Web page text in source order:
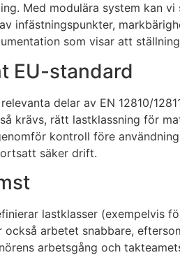
Med modulära system kan
infästningspunkter,
som visar att
EU-standard
delar av EN 12810/
rätt lastklassning för
kontroll före
säker drift.
lastklasser (exempelvis
arbetet snabbare,
arbetsgång och